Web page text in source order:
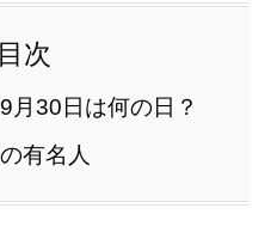
目次
月30日は何の日？
有名人